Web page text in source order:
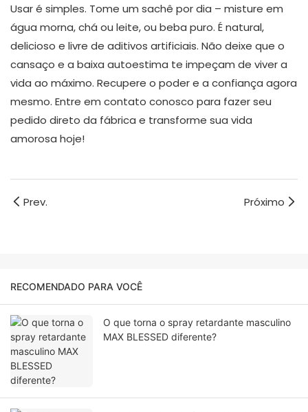
Usar é simples. Tome um sachê por dia – misture em
água morna, chá ou leite, ou beba puro. É natural,
delicioso e livre de aditivos artificiais. Não deixe que o
cansaço e a baixa autoestima te impeçam de viver a
vida ao máximo. Recupere o poder e a confiança agora
mesmo. Entre em contato conosco para fazer seu
pedido direto da fábrica e transforme sua vida
amorosa hoje!
Prev. Próximo
RECOMENDADO PARA VOCÊ
O que torna o spray retardante masculino
MAX BLESSED diferente?